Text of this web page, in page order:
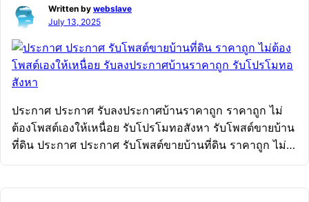
Written by webslave
July 13, 2025
ประกาศ ประกาศ รับลงประกาศบ้านราคาถูก ราคาถูก ไม่
ต้องโพสต์เองให้เหนื่อย รับโปรโมทอสังหา รับโพสต์ขายบ้าน
ที่ดิน ประกาศ ประกาศ รับโพสต์ขายบ้านที่ดิน ราคาถูก ไม่